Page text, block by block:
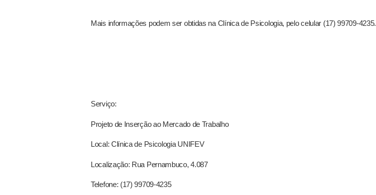
Mais informações podem ser obtidas na Clínica de Psicologia, pelo celular (17) 99709-4235.
Serviço:
Projeto de Inserção ao Mercado de Trabalho
Local: Clínica de Psicologia UNIFEV
Localização: Rua Pernambuco, 4.087
Telefone: (17) 99709-4235